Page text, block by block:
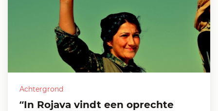
Achtergrond
“In Rojava vindt een oprechte